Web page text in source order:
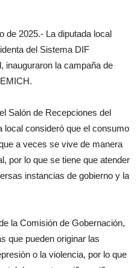
de 2025.- La diputada local
del Sistema DIF
inauguraron la campaña de
Salón de Recepciones del
local consideró que el consumo
a veces se vive de manera
por lo que se tiene que atender
instancias de gobierno y la
la Comisión de Gobernación,
que pueden originar las
o la violencia, por lo que